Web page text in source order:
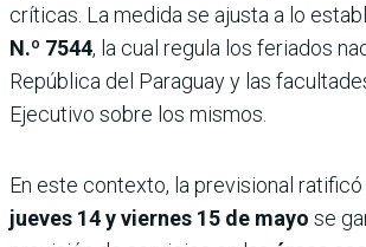
críticas. La medida se ajusta a lo
N.º 7544, la cual regula los feriados
República del Paraguay y las
Ejecutivo sobre los mismos.
En este contexto, la previsional
jueves 14 y viernes 15 de mayo se